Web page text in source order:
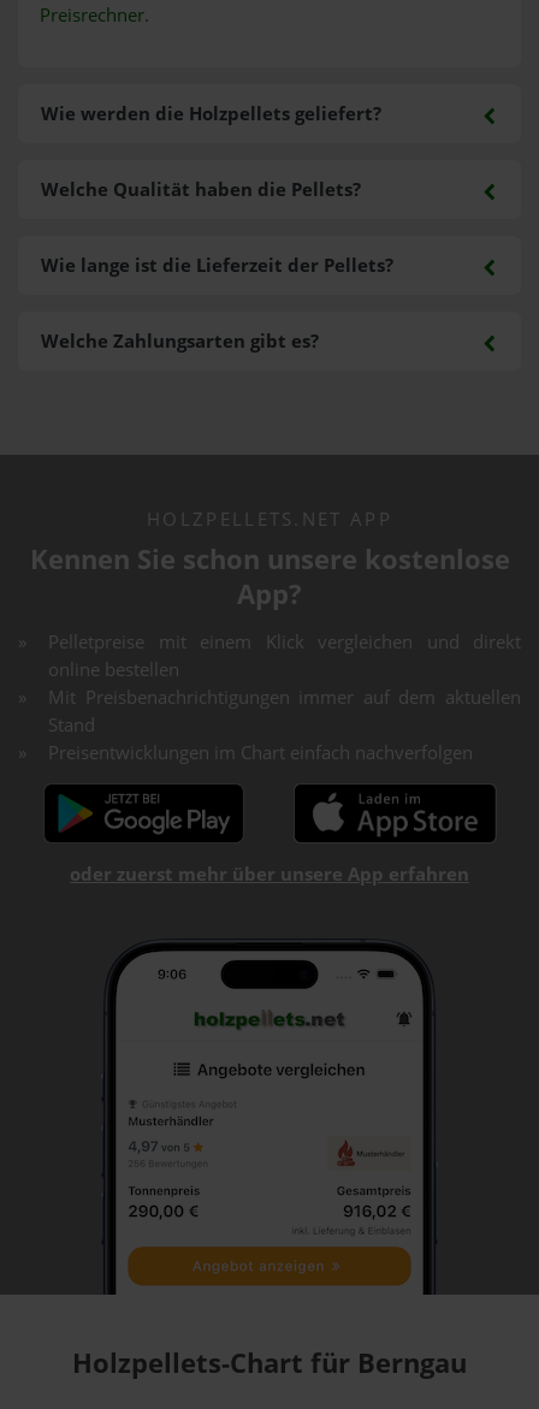
Preisrechner.
Wie werden die Holzpellets geliefert?
Welche Zahlungsarten gibt es?
Welche Qualität haben die Pellets?
Wie lange ist die Lieferzeit der Pellets?
HOLZPELLETS.NET APP
Kennen Sie schon unsere kostenlose
App?
Pelletpreise mit einem Klick vergleichen und direkt
online bestellen
Mit Preisbenachrichtigungen immer auf dem aktuellen
Stand
Preisentwicklungen im Chart einfach nachverfolgen
oder zuerst mehr über unsere App erfahren
Holzpellets-Chart für Berngau